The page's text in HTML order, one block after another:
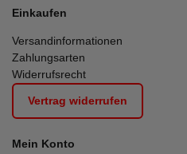
Einkaufen
Versandinformationen
Zahlungsarten
Widerrufsrecht
Vertrag widerrufen
Mein Konto